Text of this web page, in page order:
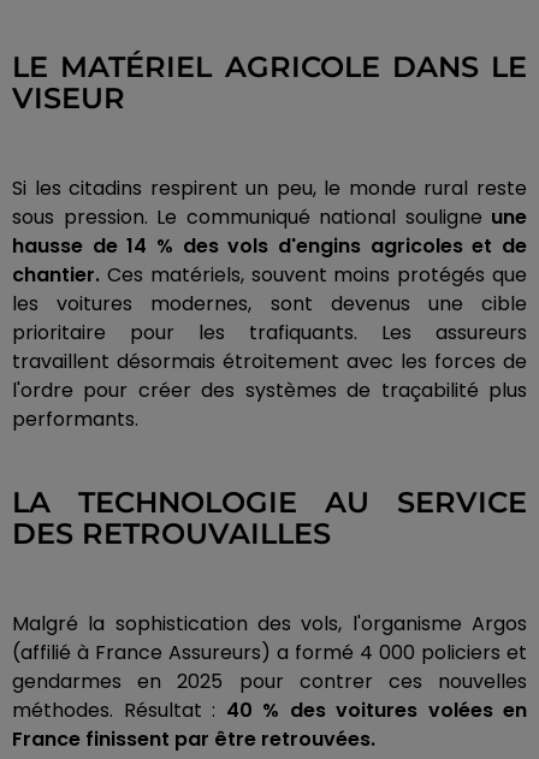
LE MATÉRIEL AGRICOLE DANS LE
VISEUR
Si les citadins respirent un peu, le monde rural reste
sous pression. Le communiqué national souligne une
hausse de 14 % des vols d'engins agricoles et de
chantier. Ces matériels, souvent moins protégés que
les voitures modernes, sont devenus une cible
prioritaire pour les trafiquants. Les assureurs
travaillent désormais étroitement avec les forces de
l'ordre pour créer des systèmes de traçabilité plus
performants.
LA TECHNOLOGIE AU SERVICE
DES RETROUVAILLES
Malgré la sophistication des vols, l'organisme Argos
(affilié à France Assureurs) a formé 4 000 policiers et
gendarmes en 2025 pour contrer ces nouvelles
méthodes. Résultat : 40 % des voitures volées en
France finissent par être retrouvées.